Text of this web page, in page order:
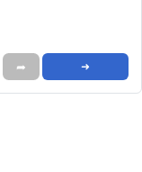
➦ ➜